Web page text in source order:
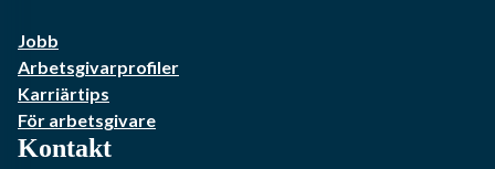
Jobb
Arbetsgivarprofiler
Karriärtips
För arbetsgivare
Kontakt